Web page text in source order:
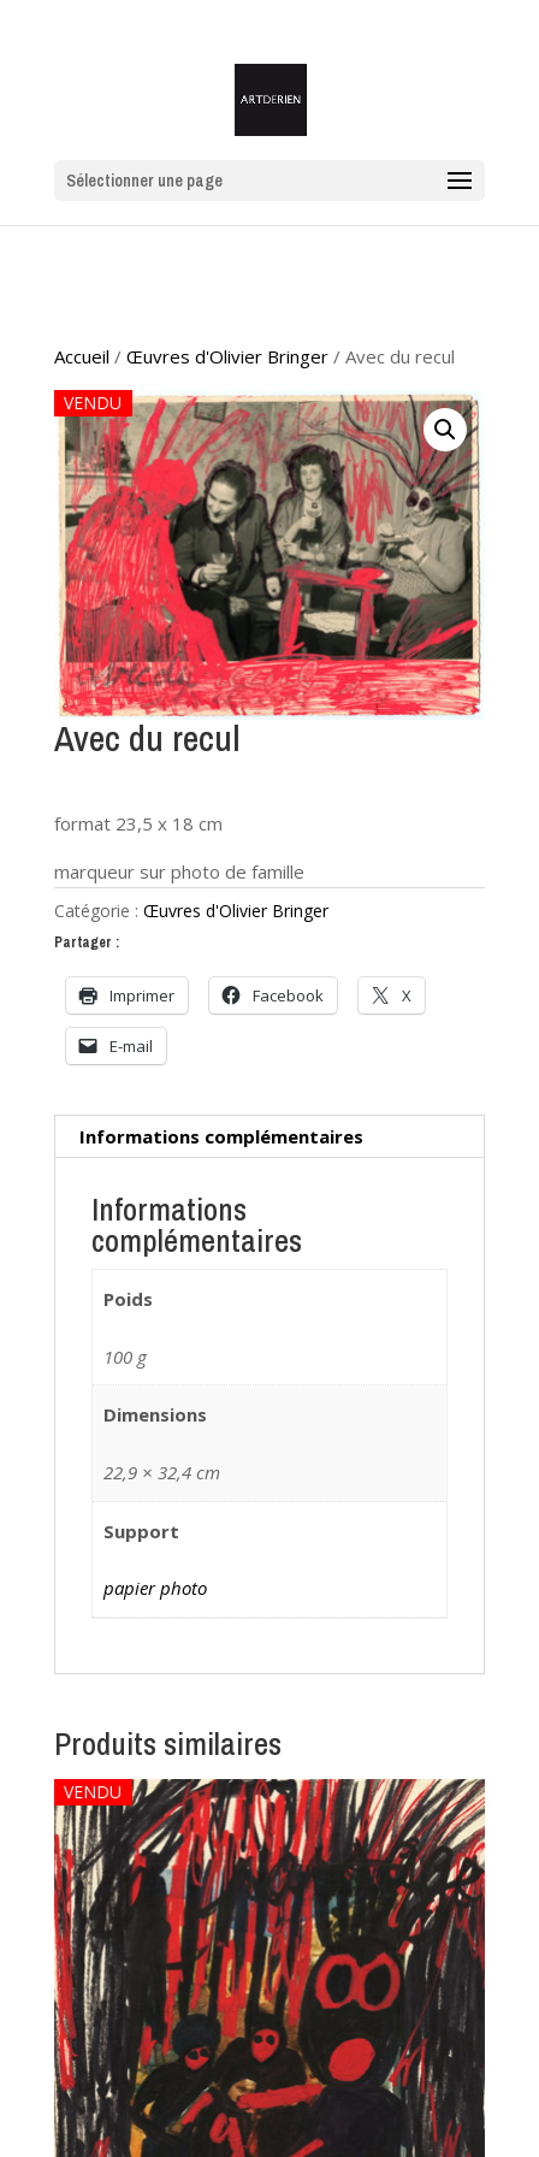
Sélectionner une page
Accueil / Œuvres d'Olivier Bringer/ Avec du recul
VENDU
Avec du recul
format 23,5 x 18 cm
marqueur sur photo de famille
Catégorie : Œuvres d'Olivier Bringer
Partager :
Imprimer Facebook X
E-mail
Informations complémentaires
Informations
complémentaires
Poids
100 g
Dimensions
22,9 × 32,4 cm
Support
papier photo
Produits similaires
VENDU